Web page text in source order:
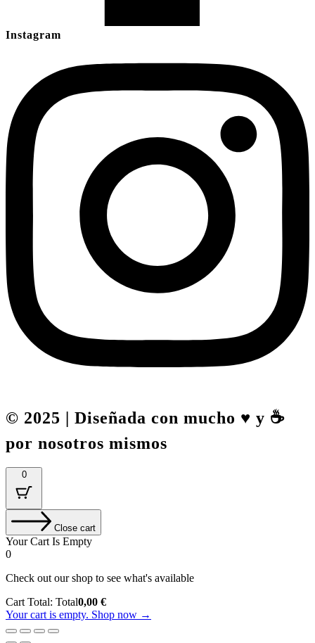
Instagram
© 2025 | Diseñada con mucho ♥️ y ☕
por nosotros mismos
0
Close cart
Your Cart Is Empty
0
Check out our shop to see what's available
Cart Total: Total0,00 €
Your cart is empty. Shop now →